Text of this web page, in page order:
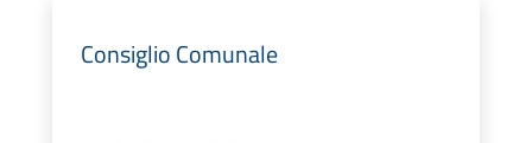
Consiglio Comunale